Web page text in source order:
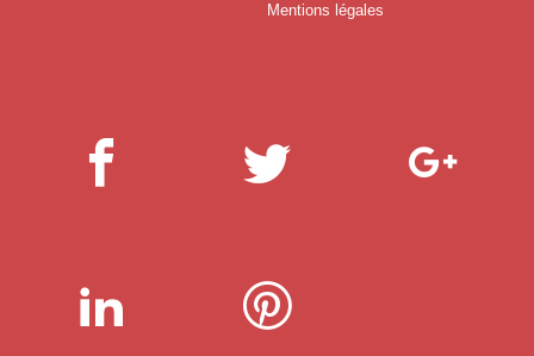
Mentions légales